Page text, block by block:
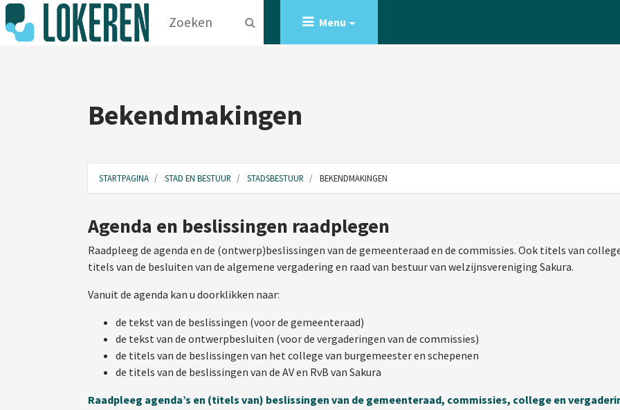
Menu
Bekendmakingen
STARTPAGINA STAD EN BESTUUR STADSBESTUUR BEKENDMAKINGEN
Agenda en beslissingen raadplegen
Raadpleeg de agenda en de (ontwerp)beslissingen van de gemeenteraad en de commissies. Ook titels van
titels van de besluiten van de algemene vergadering en raad van bestuur van welzijnsvereniging Sakura.
Vanuit de agenda kan u doorklikken naar:
de tekst van de beslissingen (voor de gemeenteraad)
de tekst van de ontwerpbesluiten (voor de vergaderingen van de commissies)
de titels van de beslissingen van het college van burgemeester en schepenen
de titels van de beslissingen van de AV en RvB van Sakura
Raadpleeg agenda’s en (titels van) beslissingen van de gemeenteraad, commissies, college en